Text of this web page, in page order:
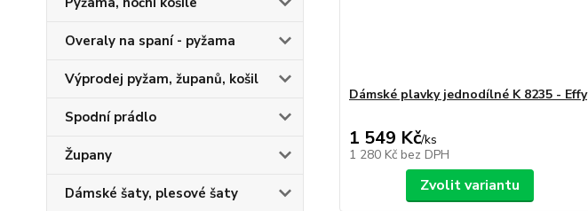
Overaly na spaní - pyžama
Výprodej pyžam, županů, košil
Spodní prádlo
Župany
Dámské šaty, plesové šaty
Dámské plavky jednodílné K 8235 - Effy
1 549 Kč/ks
1 280 Kč bez DPH
Zvolit variantu